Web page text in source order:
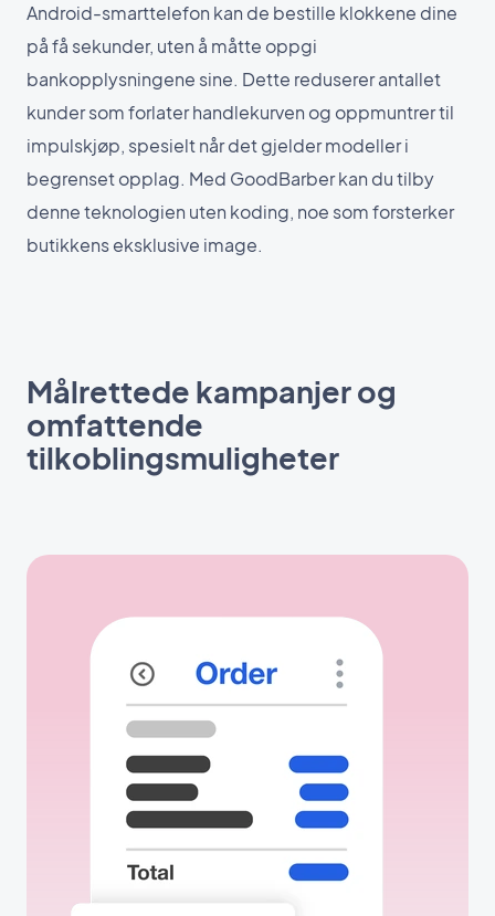
Android-smarttelefon kan de bestille klokkene dine
på få sekunder, uten å måtte oppgi
bankopplysningene sine. Dette reduserer antallet
kunder som forlater handlekurven og oppmuntrer til
impulskjøp, spesielt når det gjelder modeller i
begrenset opplag. Med GoodBarber kan du tilby
denne teknologien uten koding, noe som forsterker
butikkens eksklusive image.
Målrettede kampanjer og
omfattende
tilkoblingsmuligheter